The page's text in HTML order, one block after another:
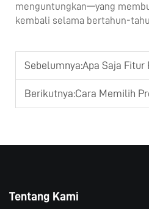
menguntungkan—yang
kembali selama bertahun-
Sebelumnya:Apa Saja Fitur
Berikutnya:Cara Memilih
Tentang Kami